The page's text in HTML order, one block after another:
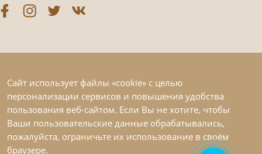
Сайт использует файлы «cookie» с целью
персонализации сервисов и повышения удобства
пользования веб-сайтом. Если Вы не хотите, чтобы
Ваши пользовательские данные обрабатывались,
пожалуйста, ограничьте их использование в своём
браузере.